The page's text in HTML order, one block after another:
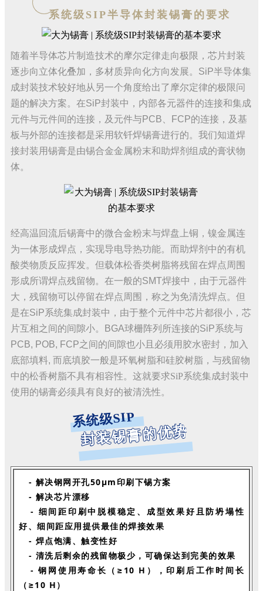
系统级SIP半导体封装锡膏的要求
随着半导体芯片制造技术的摩尔定律走向极限，芯片封装
逐步向立体化叠加，多材质异向化方向发展。SiP半导体集
成封装技术较好地从另一个角度给出了摩尔定律的极限问
题的解决方案。在SiP封装中，内部各元器件的连接和集成
元件与元件间的连接，及元件与PCB、FCP的连接，及基
板与外部的连接都是采用软钎焊锡膏进行的。我们知道焊
接封装用锡膏是由锡合金金属粉末和助焊剂组成的膏状物
体。
经高温回流后锡膏中的微合金粉末与焊盘上铜，镍金属连
为一体形成焊点，实现导电导热功能。而助焊剂中的有机
酸类物质反应挥发。但载体松香类树脂将残留在焊点周围
形成所谓焊点残留物。在一般的SMT焊接中，由于元器件
大，残留物可以停留在焊点周围，称之为免清洗焊点。但
是在SiP系统集成封装中，由于整个元件中芯片都很小，芯
片互相之间的间隙小。BGA球栅阵列所连接的SiP系统与
PCB, POB, FCP之间的间隙也小且必须用胶水密封，加入
底部填料, 而底填胶一般是环氧树脂和硅胶树脂，与残留物
中的松香树脂不具有相容性。这就要求SiP系统集成封装中
使用的锡膏必须具有良好的被清洗性。
系统级SIP
封装锡膏的优势
- 解决钢网开孔50μm印刷下锡方案
- 解决芯片漂移
- 细间距印刷中脱模稳定、 成型效果好且防坍塌性
好、细间距应用提供最佳的焊接效果
- 焊点饱满、触变性好
- 清洗后剩余的残留物极少，可确保达到完美的效果
- 钢网使用寿命长（≥10 H），印刷后工作时间长
（≥10 H）